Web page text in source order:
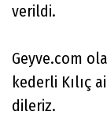
verildi.
Geyve.com
kederli Kılıç
dileriz.